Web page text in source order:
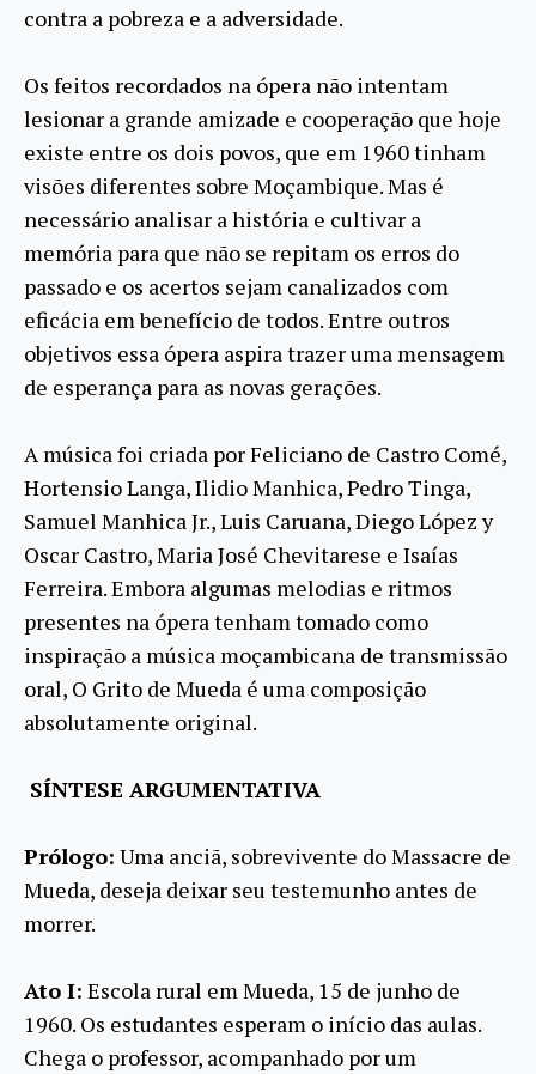
contra a pobreza e a adversidade.
Os feitos recordados na ópera não intentam
lesionar a grande amizade e cooperação que hoje
existe entre os dois povos, que em 1960 tinham
visões diferentes sobre Moçambique. Mas é
necessário analisar a história e cultivar a
memória para que não se repitam os erros do
passado e os acertos sejam canalizados com
eficácia em benefício de todos. Entre outros
objetivos essa ópera aspira trazer uma mensagem
de esperança para as novas gerações.
A música foi criada por Feliciano de Castro Comé,
Hortensio Langa, Ilidio Manhica, Pedro Tinga,
Samuel Manhica Jr., Luis Caruana, Diego López y
Oscar Castro, Maria José Chevitarese e Isaías
Ferreira. Embora algumas melodias e ritmos
presentes na ópera tenham tomado como
inspiração a música moçambicana de transmissão
oral, O Grito de Mueda é uma composição
absolutamente original.
SÍNTESE ARGUMENTATIVA
Prólogo: Uma anciã, sobrevivente do Massacre de
Mueda, deseja deixar seu testemunho antes de
morrer.
Ato I: Escola rural em Mueda, 15 de junho de
1960. Os estudantes esperam o início das aulas.
Chega o professor, acompanhado por um